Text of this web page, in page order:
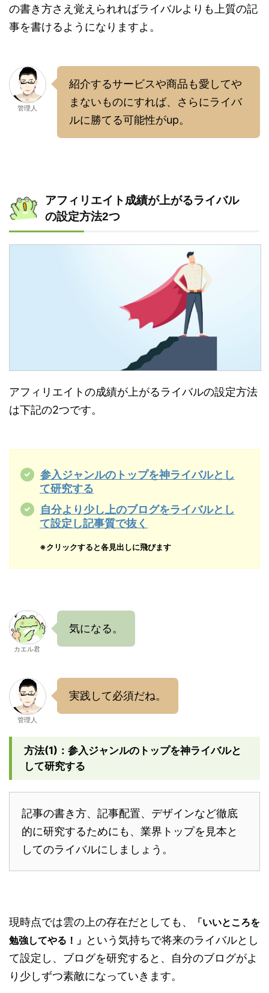
の書き方さえ覚えられればライバルよりも上質の記
事を書けるようになりますよ。
管理人
紹介するサービスや商品も愛してや
まないものにすれば、さらにライバ
ルに勝てる可能性がup。
アフィリエイト成績が上がるライバル
の設定方法2つ
アフィリエイトの成績が上がるライバルの設定方法
は下記の2つです。
参入ジャンルのトップを神ライバルとし
て研究する
自分より少し上のブログをライバルとし
て設定し記事質で抜く
※クリックすると各見出しに飛びます
カエル君
気になる。
管理人
実践して必須だね。
方法(1)：参入ジャンルのトップを神ライバルと
して研究する
記事の書き方、記事配置、デザインなど徹底
的に研究するためにも、業界トップを見本と
してのライバルにしましょう。
現時点では雲の上の存在だとしても、
「いいところを
勉強してやる！」 という気持ちで将来のライバルとし
て設定し、ブログを研究すると、自分のブログがよ
り少しずつ素敵になっていきます。